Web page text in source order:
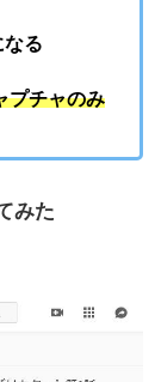
なる
プチャのみ
みた